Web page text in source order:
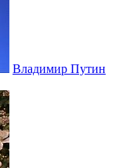
Владимир Путин